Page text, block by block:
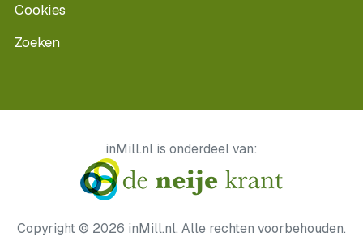
Cookies
Zoeken
inMill.nl is onderdeel van:
Copyright © 2026 inMill.nl. Alle rechten voorbehouden.